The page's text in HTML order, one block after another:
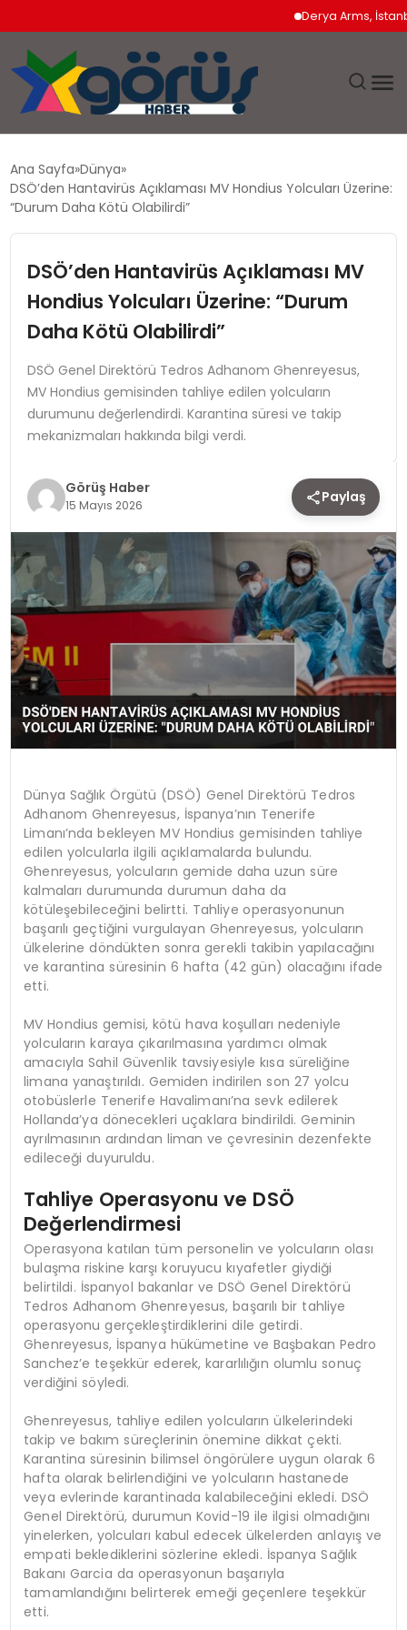
Derya Arms, İstanbul
EKONOMI
MAGAZIN
SPOR
TEKNOLOJI
YAŞAM
Ana Sayfa Dünya
DSÖ’den Hantavirüs Açıklaması MV Hondius Yolcuları Üzerine:
“Durum Daha Kötü Olabilirdi”
DSÖ’den Hantavirüs Açıklaması MV
Hondius Yolcuları Üzerine: “Durum
Daha Kötü Olabilirdi”
DSÖ Genel Direktörü Tedros Adhanom Ghenreyesus,
MV Hondius gemisinden tahliye edilen yolcuların
durumunu değerlendirdi. Karantina süresi ve takip
mekanizmaları hakkında bilgi verdi.
Görüş Haber
15 Mayıs 2026 Paylaş
Dünya Sağlık Örgütü (DSÖ) Genel Direktörü Tedros
Adhanom Ghenreyesus, İspanya’nın Tenerife
Limanı’nda bekleyen MV Hondius gemisinden tahliye
edilen yolcularla ilgili açıklamalarda bulundu.
Ghenreyesus, yolcuların gemide daha uzun süre
kalmaları durumunda durumun daha da
kötüleşebileceğini belirtti. Tahliye operasyonunun
başarılı geçtiğini vurgulayan Ghenreyesus, yolcuların
ülkelerine döndükten sonra gerekli takibin yapılacağını
ve karantina süresinin 6 hafta (42 gün) olacağını ifade
etti.
MV Hondius gemisi, kötü hava koşulları nedeniyle
yolcuların karaya çıkarılmasına yardımcı olmak
amacıyla Sahil Güvenlik tavsiyesiyle kısa süreliğine
limana yanaştırıldı. Gemiden indirilen son 27 yolcu
otobüslerle Tenerife Havalimanı’na sevk edilerek
Hollanda’ya dönecekleri uçaklara bindirildi. Geminin
ayrılmasının ardından liman ve çevresinin dezenfekte
edileceği duyuruldu.
Tahliye Operasyonu ve DSÖ
Değerlendirmesi
Operasyona katılan tüm personelin ve yolcuların olası
bulaşma riskine karşı koruyucu kıyafetler giydiği
belirtildi. İspanyol bakanlar ve DSÖ Genel Direktörü
Tedros Adhanom Ghenreyesus, başarılı bir tahliye
operasyonu gerçekleştirdiklerini dile getirdi.
Ghenreyesus, İspanya hükümetine ve Başbakan Pedro
Sanchez’e teşekkür ederek, kararlılığın olumlu sonuç
verdiğini söyledi.
Ghenreyesus, tahliye edilen yolcuların ülkelerindeki
takip ve bakım süreçlerinin önemine dikkat çekti.
Karantina süresinin bilimsel öngörülere uygun olarak 6
hafta olarak belirlendiğini ve yolcuların hastanede
veya evlerinde karantinada kalabileceğini ekledi. DSÖ
Genel Direktörü, durumun Kovid-19 ile ilgisi olmadığını
yinelerken, yolcuları kabul edecek ülkelerden anlayış ve
empati beklediklerini sözlerine ekledi. İspanya Sağlık
Bakanı Garcia da operasyonun başarıyla
tamamlandığını belirterek emeği geçenlere teşekkür
etti.